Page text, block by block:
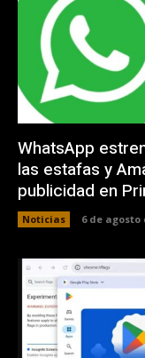
WhatsApp
las estafas y
publicidad en
Noticias 6 de agosto